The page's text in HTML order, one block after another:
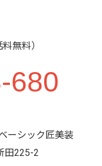
無料）
680
ーシック匠美装
田225-2